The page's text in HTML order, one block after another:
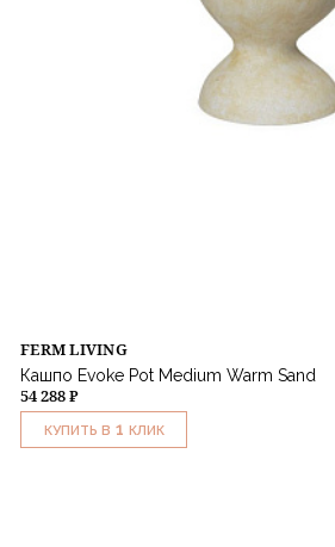
FERM LIVING
Кашпо Evoke Pot Medium Warm Sand
54 288 ₽
КУПИТЬ В 1 КЛИК